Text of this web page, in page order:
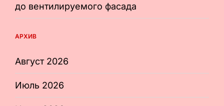
до вентилируемого фасада
АРХИВ
Август 2026
Июль 2026